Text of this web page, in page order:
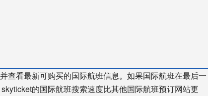
查看最新可购买的国际航班信息。如果国际航班在最后一
的国际航班搜索速度比其他国际航班预订网站更